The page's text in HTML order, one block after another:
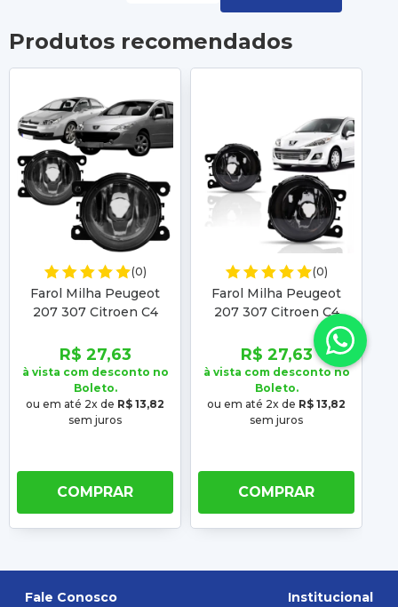
Produtos recomendados
(0)
Farol Milha Peugeot
207 307 Citroen C4
R$ 27,63
à vista com desconto no
Boleto.
ou em até 2x de R$ 13,82
sem juros
COMPRAR
(0)
Farol Milha Peugeot
207 307 Citroen C4
Logan Focus
R$ 27,63
à vista com desconto no
Boleto.
ou em até 2x de R$ 13,82
sem juros
COMPRAR
Fale Conosco Institucional